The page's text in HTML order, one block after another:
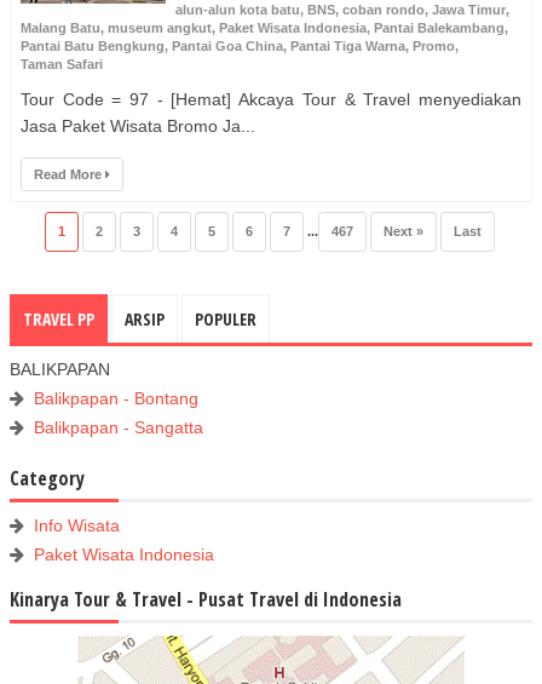
alun-alun kota batu, BNS, coban rondo, Jawa Timur,
Malang Batu, museum angkut, Paket Wisata Indonesia, Pantai Balekambang,
Pantai Batu Bengkung, Pantai Goa China, Pantai Tiga Warna, Promo,
Taman Safari
Tour Code = 97 - [Hemat] Akcaya Tour & Travel menyediakan
Jasa Paket Wisata Bromo Ja...
Read More
1 2 3 4 5 6 7 ... 467 Next » Last
TRAVEL PP ARSIP POPULER
BALIKPAPAN
Balikpapan - Bontang
Balikpapan - Sangatta
Category
Info Wisata
Paket Wisata Indonesia
Kinarya Tour & Travel - Pusat Travel di Indonesia